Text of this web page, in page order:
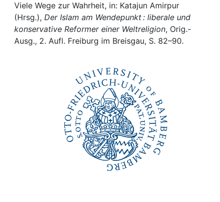
Awards
My FIS
Viele Wege zur Wahrheit, in: Katajun Amirpur
(Hrsg.), Der Islam am Wendepunkt : liberale und
konservative Reformer einer Weltreligion, Orig.-
Ausg., 2. Aufl. Freiburg im Breisgau, S. 82–90.